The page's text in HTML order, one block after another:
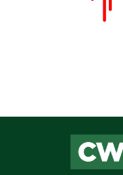
Este site
experiência e